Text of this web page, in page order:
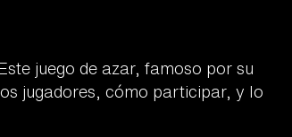
juego de azar, famoso por su
jugadores, cómo participar, y lo